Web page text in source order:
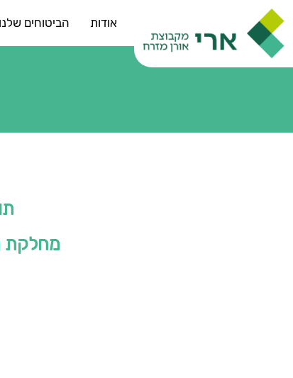
אודות הביטוחים שלנו
מחלקת